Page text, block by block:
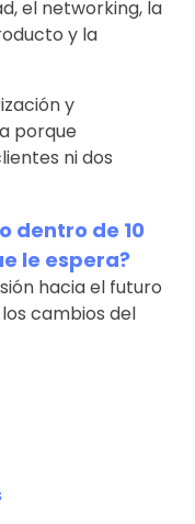
el networking, la
y la
y
porque
ni dos
dentro de 10
le espera?
hacia el futuro
cambios del